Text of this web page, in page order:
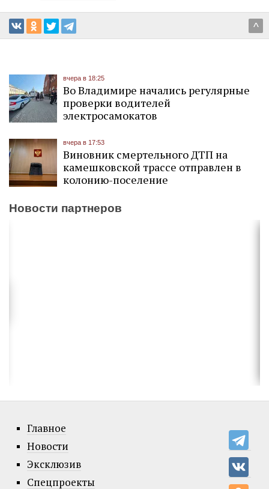
^
вчера в 18:25
Во Владимире начались регулярные
проверки водителей
электросамокатов
вчера в 17:53
Виновник смертельного ДТП на
камешковской трассе отправлен в
колонию-поселение
Новости партнеров
Главное
Новости
Эксклюзив
Спецпроекты